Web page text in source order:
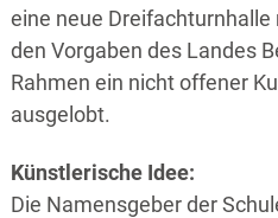
eine neue
den Vorgaben des Landes
Rahmen ein nicht offener
ausgelobt.
Künstlerische Idee:
Die Namensgeber der